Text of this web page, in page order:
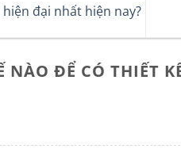
đại nhất hiện nay?
NÀO ĐỂ CÓ THIẾT